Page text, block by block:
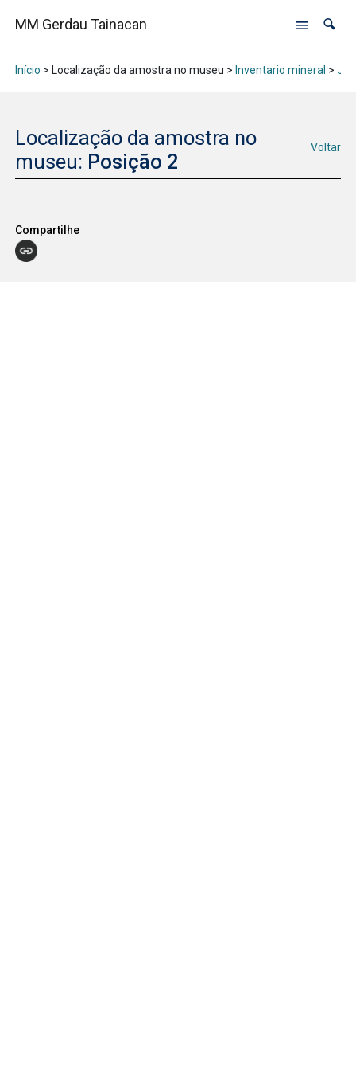
MM Gerdau Tainacan
Início > Localização da amostra no museu > Inventario mineral >
Localização da amostra no
museu: Posição 2
Voltar
Compartilhe